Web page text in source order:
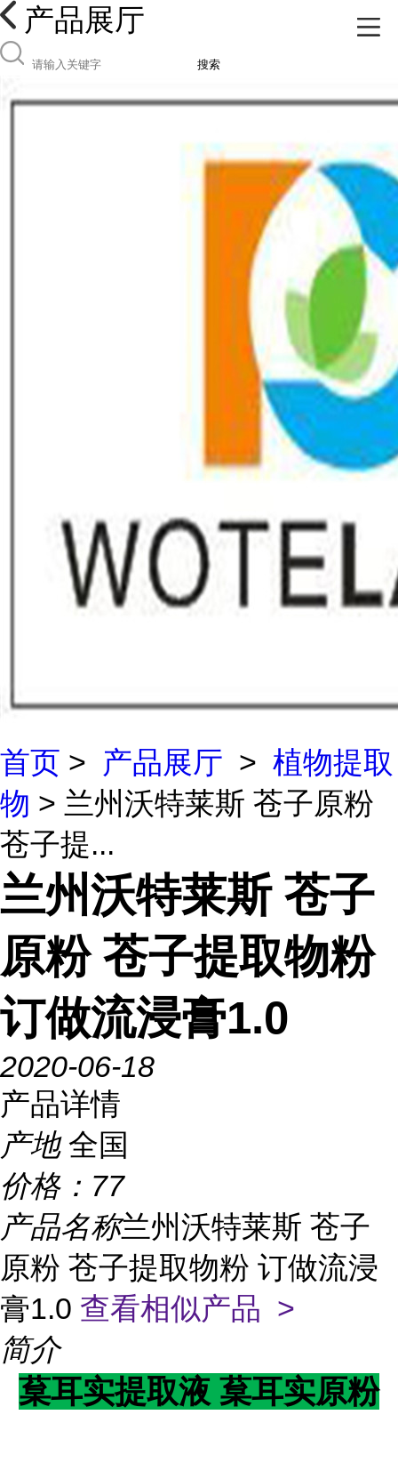
产品展厅
搜索
首页 > 产品展厅 > 植物提取
物 > 兰州沃特莱斯 苍子原粉
苍子提...
兰州沃特莱斯 苍子
原粉 苍子提取物粉
订做流浸膏1.0
2020-06-18
产品详情
产地 全国
价格： 77
产品名称兰州沃特莱斯 苍子
原粉 苍子提取物粉 订做流浸
膏1.0 查看相似产品 >
简介
葈耳实提取液 葈耳实原粉